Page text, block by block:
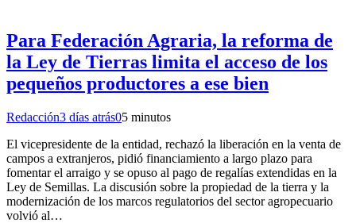
Para Federación Agraria, la reforma de
la Ley de Tierras limita el acceso de los
pequeños productores a ese bien
Redacción3 días atrás05 minutos
El vicepresidente de la entidad, rechazó la liberación en la venta de
campos a extranjeros, pidió financiamiento a largo plazo para
fomentar el arraigo y se opuso al pago de regalías extendidas en la
Ley de Semillas. La discusión sobre la propiedad de la tierra y la
modernización de los marcos regulatorios del sector agropecuario
volvió al…